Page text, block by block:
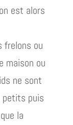
est alors
frelons ou
maison ou
ne sont
petits puis
la